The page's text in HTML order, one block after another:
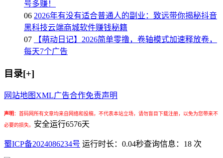
号多赚！
06 2026年有没有适合普通人的副业：致远带你揭秘抖音
黑科技云端商城软件赚钱秘籍
07
【萌动日记】2026简单零撸，卷轴模式加速释放卷，
每天7个广告
目录[+]
网站地图 XML广告合作免责声明
声明： 首码网所有文章均来自网络和投稿，不代表本站立场，请勿盲目下载注册，以免为您带来不
必要的损失。 安全运行6576天
蜀ICP备2024086234号 运行时长：0.04秒查询信息：18 次